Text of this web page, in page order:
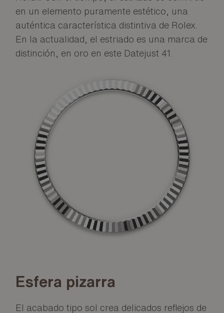
en un elemento puramente estético, una
auténtica característica distintiva de Rolex.
En la actualidad, el estriado es una marca de
distinción, en oro en este Datejust 41.
Esfera pizarra
El acabado tipo sol crea delicados reflejos de